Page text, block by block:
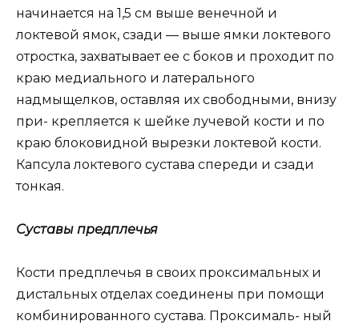
начинается на 1,5 см выше венечной и
локтевой ямок, сзади — выше ямки локтевого
отростка, захватывает ее с боков и проходит по
краю медиального и латерального
надмыщелков, оставляя их свободными, внизу
при- крепляется к шейке лучевой кости и по
краю блоковидной вырезки локтевой кости.
Капсула локтевого сустава спереди и сзади
тонкая.
Суставы предплечья
Кости предплечья в своих проксимальных и
дистальных отделах соединены при помощи
комбинированного сустава. Проксималь- ный